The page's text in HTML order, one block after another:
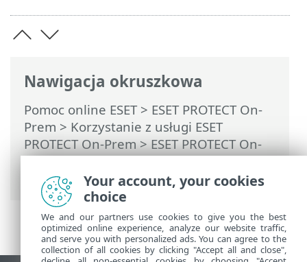
Nawigacja okruszkowa
Pomoc online ESET> ESET PROTECT On-
Prem > Korzystanie z usługi ESET
PROTECT On-Prem>ESET PROTECT On-
Prem dla dostawców usług zarządzanych
> Usuwanie firmyYour account, your cookies
choice
We and our partners use cookies to give you the best
optimized online experience, analyze our website traffic,
and serve you with personalized ads. You can agree to the
collection of all cookies by clicking "Accept all and close",